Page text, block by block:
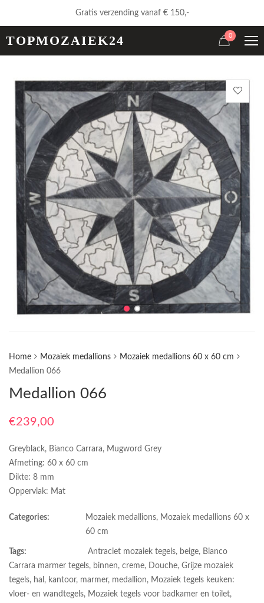
Gratis verzending vanaf € 150,-
TOPMOZAIEK24 0
Home Mozaiek medallions
Mozaiek medallions 60 x 60 cm
Medallion 066
Medallion 066
€239,00
Greyblack, Bianco Carrara, Mugword Grey
Afmeting: 60 x 60 cm
Dikte: 8 mm
Oppervlak: Mat
Categories: Mozaiek medallions, Mozaiek medallions 60 x
60 cm
Tags: Antraciet mozaiek tegels, beige, Bianco
Carrara marmer tegels, binnen, creme, Douche, Grijze mozaiek
tegels, hal , kantoor, marmer, medallion, Mozaiek tegels keuken:
vloer- en wandtegels, Mozaiek tegels voor badkamer en toilet,